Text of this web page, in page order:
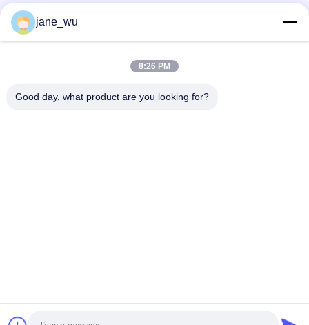
ANHUI CRYSTRO CRYSTAL MATERIALS Co., Ltd. . 複製権所
jane_wu
8:26 PM
Good day, what product are you looking for?